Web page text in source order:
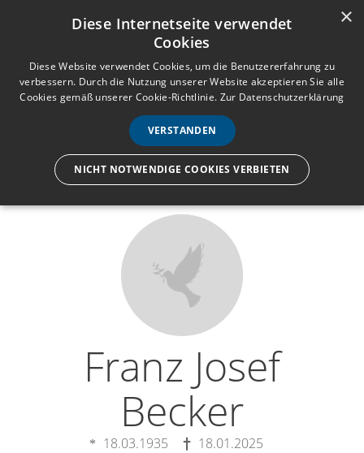
Anmelden Registrieren
e
n
ü
Wir lassen nur die Hand los,
Franz Josef
Becker
18.03.1935 18.01.2025
×
Diese Internetseite verwendet
Cookies
Diese Website verwendet Cookies, um die Benutzererfahrung zu
verbessern. Durch die Nutzung unserer Website akzeptieren Sie alle
Cookies gemäß unserer Cookie-Richtlinie. Zur Datenschutzerklärung
VERSTANDEN
NICHT NOTWENDIGE COOKIES VERBIETEN